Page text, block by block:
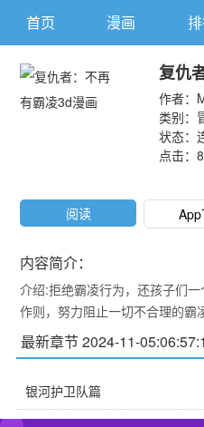
首页 漫画
复仇
作者：
类别：
状态：
点击：
阅读
内容简介：
介绍:拒绝霸凌行为，还孩子们
作则，努力阻止一切不合理的霸
最新章节 2024-11-
银河护卫队篇